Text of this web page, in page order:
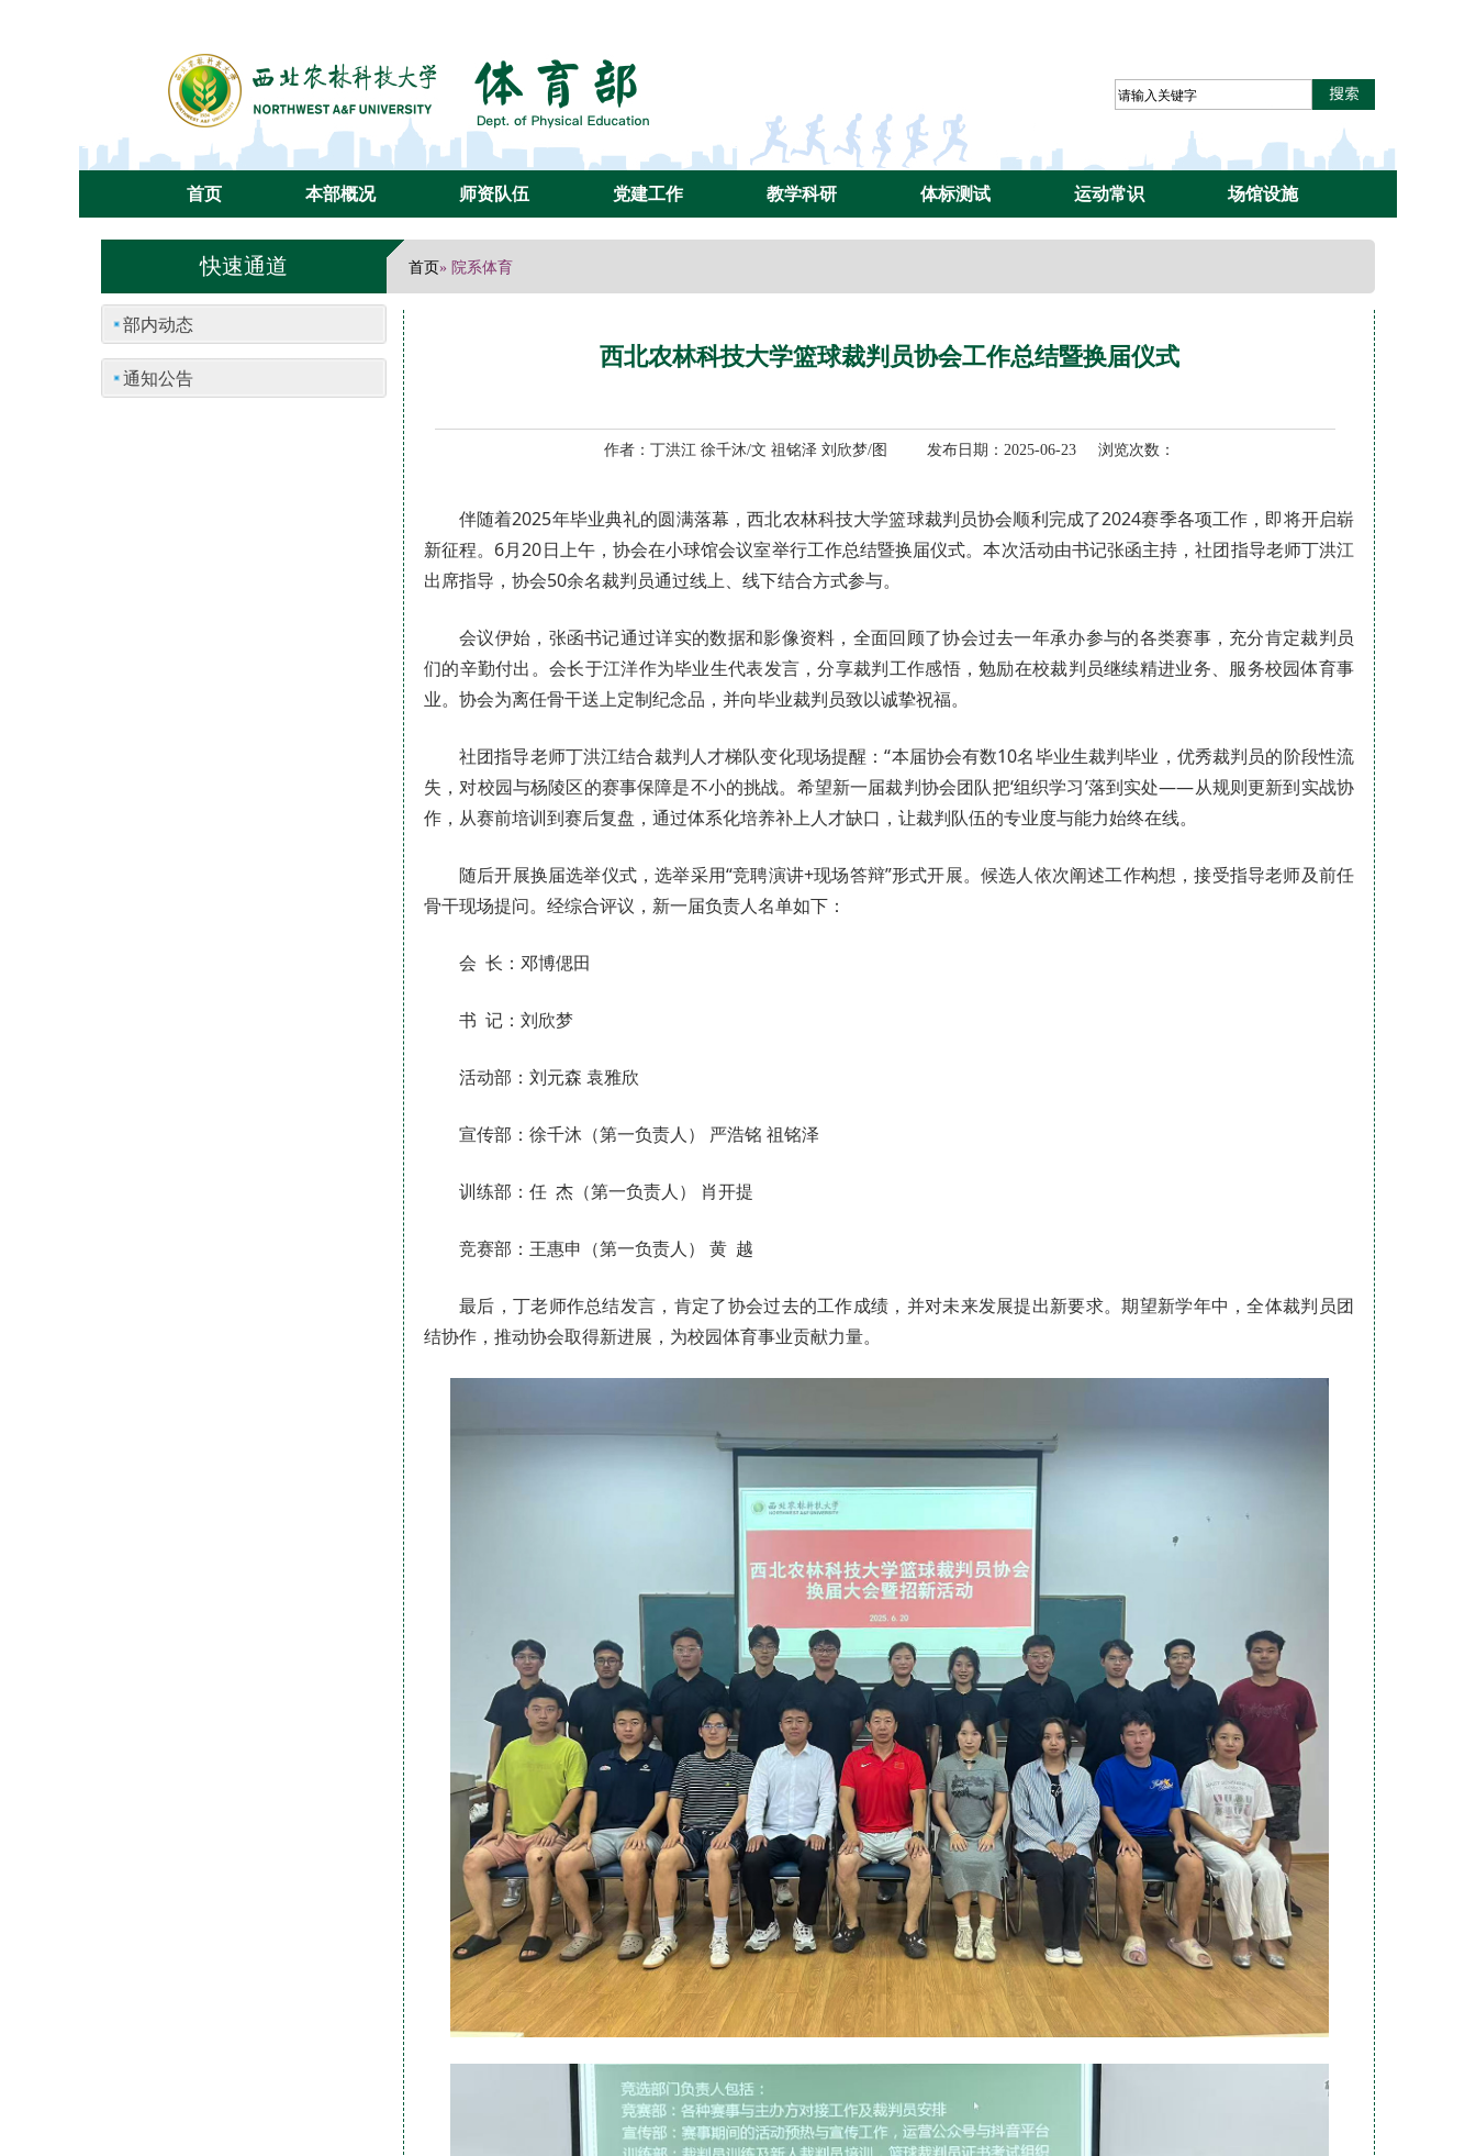
首页 本部概况 师资队伍 党建工作 教学科研 体标测试 运动常识 场馆设施
快速通道 首页» 院系体育
部内动态
通知公告
西北农林科技大学篮球裁判员协会工作总结暨换届仪式
作者：丁洪江 徐千沐/文 祖铭泽 刘欣梦/图 发布日期：2025-06-23 浏览次数：
伴随着2025年毕业典礼的圆满落幕，西北农林科技大学篮球裁判员协会顺利完成了2024赛季各项工作，即将开启崭
新征程。6月20日上午，协会在小球馆会议室举行工作总结暨换届仪式。本次活动由书记张函主持，社团指导老师丁洪江
出席指导，协会50余名裁判员通过线上、线下结合方式参与。
会议伊始，张函书记通过详实的数据和影像资料，全面回顾了协会过去一年承办参与的各类赛事，充分肯定裁判员
们的辛勤付出。会长于江洋作为毕业生代表发言，分享裁判工作感悟，勉励在校裁判员继续精进业务、服务校园体育事
业。协会为离任骨干送上定制纪念品，并向毕业裁判员致以诚挚祝福。
社团指导老师丁洪江结合裁判人才梯队变化现场提醒：“本届协会有数10名毕业生裁判毕业，优秀裁判员的阶段性流
失，对校园与杨陵区的赛事保障是不小的挑战。希望新一届裁判协会团队把‘组织学习’落到实处——从规则更新到实战协
作，从赛前培训到赛后复盘，通过体系化培养补上人才缺口，让裁判队伍的专业度与能力始终在线。
随后开展换届选举仪式，选举采用“竞聘演讲+现场答辩”形式开展。候选人依次阐述工作构想，接受指导老师及前任
骨干现场提问。经综合评议，新一届负责人名单如下：
会 长：邓博偲田
书 记：刘欣梦
活动部：刘元森 袁雅欣
宣传部：徐千沐（第一负责人） 严浩铭 祖铭泽
训练部：任 杰（第一负责人） 肖开提
竞赛部：王惠申（第一负责人） 黄 越
最后，丁老师作总结发言，肯定了协会过去的工作成绩，并对未来发展提出新要求。期望新学年中，全体裁判员团
结协作，推动协会取得新进展，为校园体育事业贡献力量。